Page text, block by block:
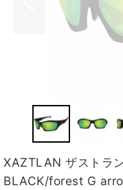
XAZTLAN ザストラ
BLACK/forest G